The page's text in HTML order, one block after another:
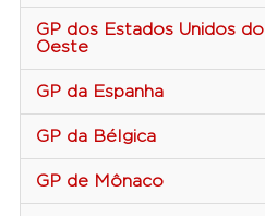
GP dos Estados Unidos do
Oeste
GP da Espanha
GP da Bélgica
GP de Mônaco